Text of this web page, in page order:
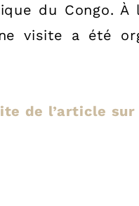
du Congo.
visite a été
de l’article sur